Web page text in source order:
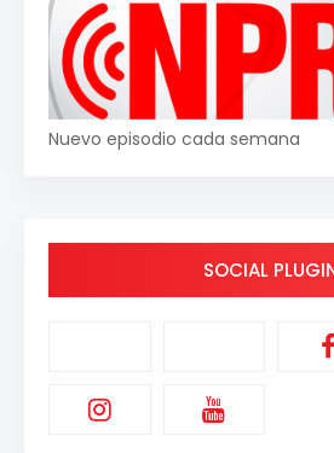
Nuevo episodio cada semana
SOCIAL